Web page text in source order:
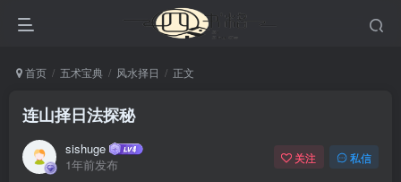
首页 五术宝典 风水择日 正文
连山择日法探秘
sishuge
1年前发布
关注 私信